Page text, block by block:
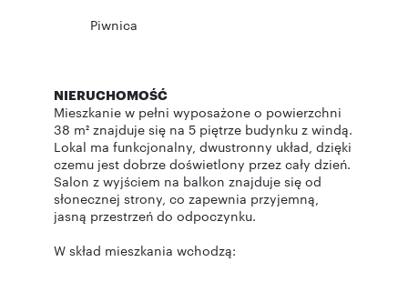
Piwnica
NIERUCHOMOŚĆ
Mieszkanie w pełni wyposażone o powierzchni
38 m² znajduje się na 5 piętrze budynku z windą.
Lokal ma funkcjonalny, dwustronny układ, dzięki
czemu jest dobrze doświetlony przez cały dzień.
Salon z wyjściem na balkon znajduje się od
słonecznej strony, co zapewnia przyjemną,
jasną przestrzeń do odpoczynku.
W skład mieszkania wchodzą: